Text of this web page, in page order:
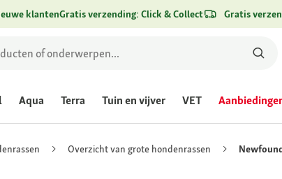
klantenGratis verzending: Click & Collect Gratis
Aqua Terra Tuin en vijver VET
Overzicht van grote hondenrassen